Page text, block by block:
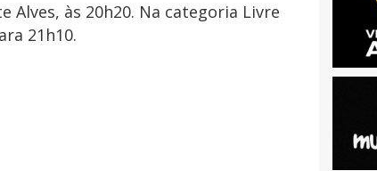
Alves, às 20h20. Na categoria Livre
21h10.